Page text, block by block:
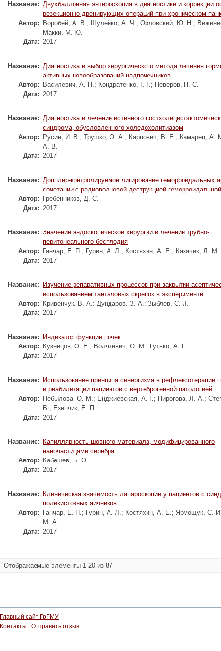
Название: Двухбаллонная энтероскопия в диагностике и коррекции
резекционно-дренирующих операций при хроническом
Автор:
Воробей, А. В.; Шулейко, А. Ч.; Орловский, Ю. Н.;
Макки, М. Ю.
Дата: 2017
Название: Диагностика и выбор хирургического метода лечения
активных новообразований надпочечников
Автор:
Василевич, А. П.; Кондратенко, Г. Г.; Неверов, П. С.
Дата: 2017
Название: Диагностика и лечение истинного
синдрома, обусловленного холедохолитиазом
Автор:
Русин, И. В.; Трушко, О. А.; Карпович, В. Е.; Камарец, А.
А. В.
Дата: 2017
Название: Допплер-контролируемое лигирование геморроидальных
сочетании с радиоволновой деструкцией
Автор:
Гребенников, Д. С.
Дата: 2017
Название: Значение эндоскопической хирургии в лечении трубно-
перитонеального бесплодия
Автор:
Ганчар, Е. П.; Гурин, А. Л.; Костяхин, А. Е.; Казачек, Л. М.
Дата: 2017
Название:
Изучение репаративных процессов при закрытии
использованием танталовых скрепок в эксперименте
Автор:
Кривенчук, В. А.; Дундаров, З. А.; Зыблев, С. Л.
Дата: 2017
Название:
Индикатор функции почек
Автор:
Кузнецов, О. Е.; Волчкевич, О. М.; Гутько, А. Г.
Дата: 2017
Название:
Использование принципа синергизма в рефлексотерапии
и реабилитации пациентов с вертеброгенной патологией
Автор:
Небылова, О. М.; Енджиевская, А. Г.; Пирогова, Л. А.;
В.; Езепчик, Е. П.
Дата: 2017
Название:
Капиллярность шовного материала, модифицированного
наночастицами серебра
Автор:
Кабешев, Б. О.
Дата: 2017
Название:
Клиническая значимость лапароскопии у пациентов с
поликистозных яичников
Автор:
Ганчар, Е. П.; Гурин, А. Л.; Костяхин, А. Е.; Ярмощук, С.
М. А.
Дата: 2017
Отображаемые элементы 1-20 из 87
Главный сайт ГрГМУ
Контакты
Отправить отзыв